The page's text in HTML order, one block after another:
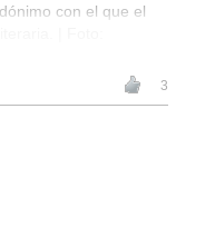
con el que el
3